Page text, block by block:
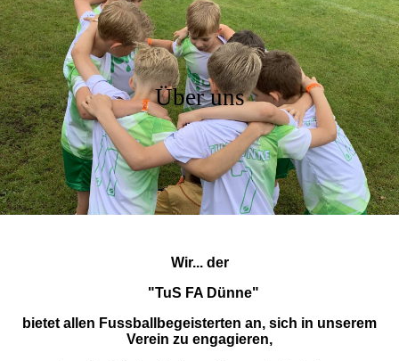
Über uns
Wir... der
"TuS FA Dünne"
bietet allen Fussballbegeisterten an, sich in unserem
Verein zu engagieren,